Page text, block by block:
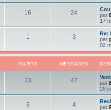
16 24
par
17
1 3
Re:
par
02
SUJETS MESSAGES
23 47
par
26
3 4
par